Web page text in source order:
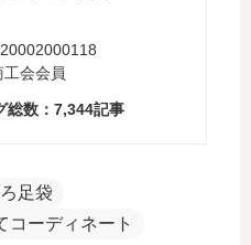
会会員
総数： 7,344記事
足袋
コーディネート